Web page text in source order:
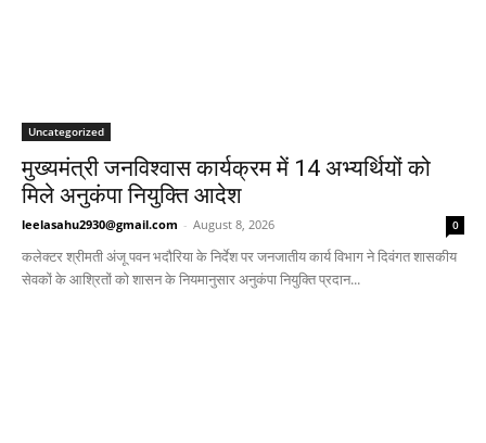
Uncategorized
मुख्यमंत्री जनविश्वास कार्यक्रम में 14 अभ्यर्थियों को
मिले अनुकंपा नियुक्ति आदेश
leelasahu2930@gmail.com - August 8, 2026 0
कलेक्टर श्रीमती अंजू पवन भदौरिया के निर्देश पर जनजातीय कार्य विभाग ने दिवंगत शासकीय
सेवकों के आश्रितों को शासन के नियमानुसार अनुकंपा नियुक्ति प्रदान...